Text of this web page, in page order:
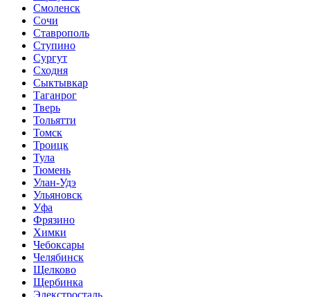
Смоленск
Сочи
Ставрополь
Ступино
Сургут
Сходня
Сыктывкар
Таганрог
Тверь
Тольятти
Томск
Троицк
Тула
Тюмень
Улан-Удэ
Ульяновск
Уфа
Фрязино
Химки
Чебоксары
Челябинск
Щелково
Щербинка
Элекстросталь